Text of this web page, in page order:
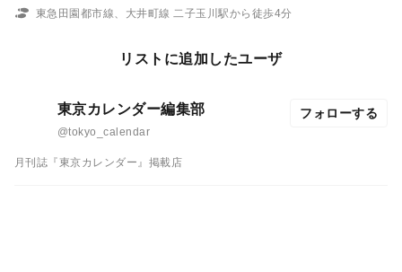
東急田園都市線、大井町線 二子玉川駅から徒歩4分
リストに追加したユーザ
東京カレンダー編集部
@tokyo_calendar
フォローする
月刊誌『東京カレンダー』掲載店